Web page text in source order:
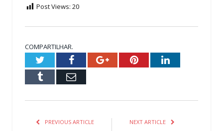
Post Views: 20
COMPARTILHAR.
TwitterFacebookGoogle+PinterestLinkedIn
Tumblr Email
PREVIOUS ARTICLE NEXT ARTICLE